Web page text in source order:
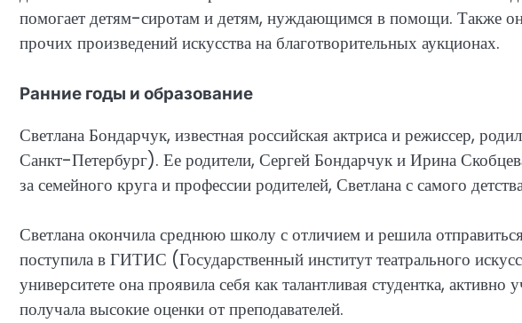
помогает детям-сиротам и детям, нуждающимся в помощи. Также
прочих произведений искусства на благотворительных аукционах.
Ранние годы и образование
Светлана Бондарчук, известная российская актриса и режиссер,
Санкт-Петербург). Ее родители, Сергей Бондарчук и Ирина
за семейного круга и профессии родителей, Светлана с самого
Светлана окончила среднюю школу с отличием и решила
поступила в ГИТИС (Государственный институт театрального
университете она проявила себя как талантливая студентка, активно
получала высокие оценки от преподавателей.